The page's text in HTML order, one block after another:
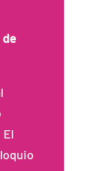
de
El